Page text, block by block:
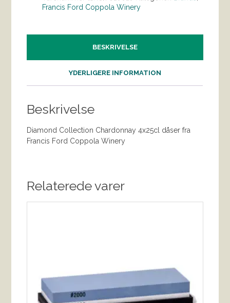
Francis Ford Coppola Winery
BESKRIVELSE
YDERLIGERE INFORMATION
Beskrivelse
Diamond Collection Chardonnay 4x25cl dåser fra
Francis Ford Coppola Winery
Relaterede varer